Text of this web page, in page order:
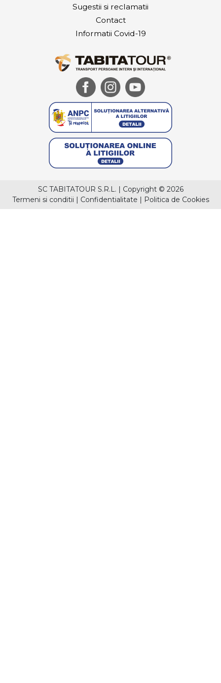
Sugestii si reclamatii
Contact
Informatii Covid-19
SC TABITATOUR S.R.L. | Copyright © 2026
Termeni si conditii | Confidentialitate | Politica de Cookies